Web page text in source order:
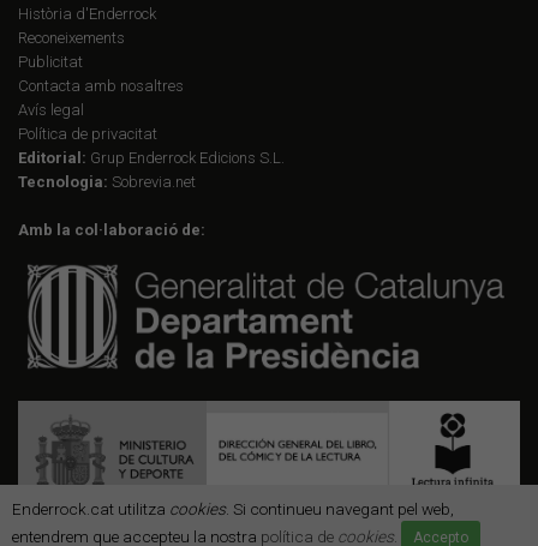
Enderrock.cat utilitza cookies. Si continueu navegant pel web,
entendrem que accepteu la nostra política de cookies. Accepto
Història d'Enderrock
Reconeixements
Publicitat
Contacta amb nosaltres
Avís legal
Política de privacitat
Editorial: Grup Enderrock Edicions S.L.
Tecnologia: Sobrevia.net
Amb la col·laboració de: